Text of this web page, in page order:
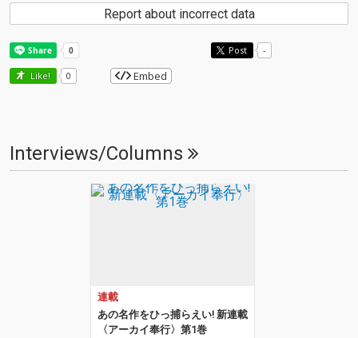
Report about incorrect data
Post -
Like! 0 Embed
Interviews/Columns
連載
あの名作をひっ捕らえい! 新連載
〈アーカイ奉行〉第1巻